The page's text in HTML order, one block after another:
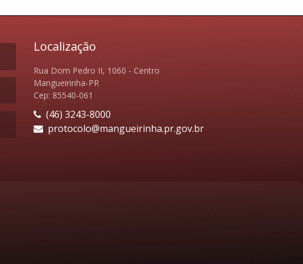
Localização
Rua Dom Pedro II, 1060 - Centro
Mangueirinha-PR
Cep: 85540-061
(46) 3243-8000
protocolo@mangueirinha.pr.gov.br